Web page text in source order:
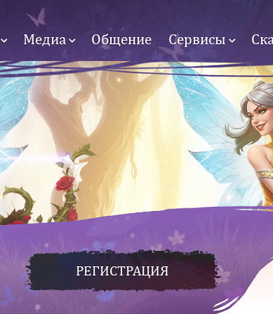
Медиа Общение Сервисы
РЕГИСТРАЦИЯ